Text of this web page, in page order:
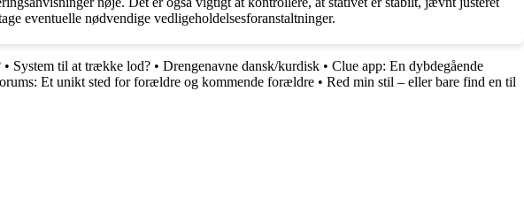
eventuelle nødvendige vedligeholdelsesforanstaltninger.
• System til at trække lod? • Drengenavne dansk/kurdisk • Clue app: En dybdegående
Et unikt sted for forældre og kommende forældre • Red min stil – eller bare find en til